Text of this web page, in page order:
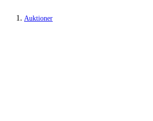
Auktioner